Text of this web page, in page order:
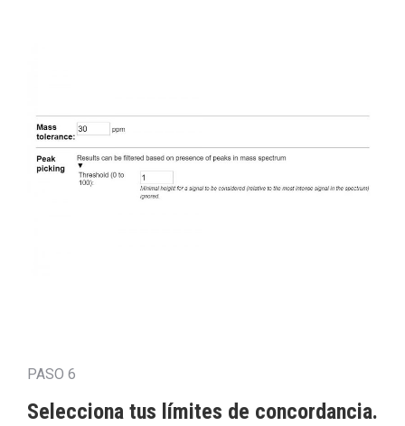
PASO 6
Selecciona tus límites de concordancia.